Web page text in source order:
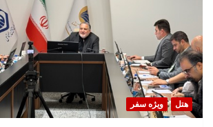
هتل ویژه سفر